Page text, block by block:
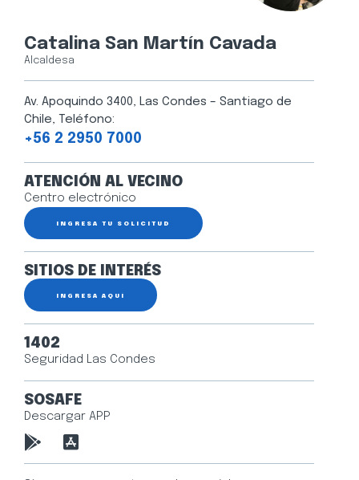
Catalina San Martín Cavada
Alcaldesa
Av. Apoquindo 3400, Las Condes – Santiago de
Chile, Teléfono:
+56 2 2950 7000
ATENCIÓN AL VECINO
Centro electrónico
INGRESA TU SOLICITUD
SITIOS DE INTERÉS
INGRESA AQUÍ
1402
Seguridad Las Condes
SOSAFE
Descargar APP